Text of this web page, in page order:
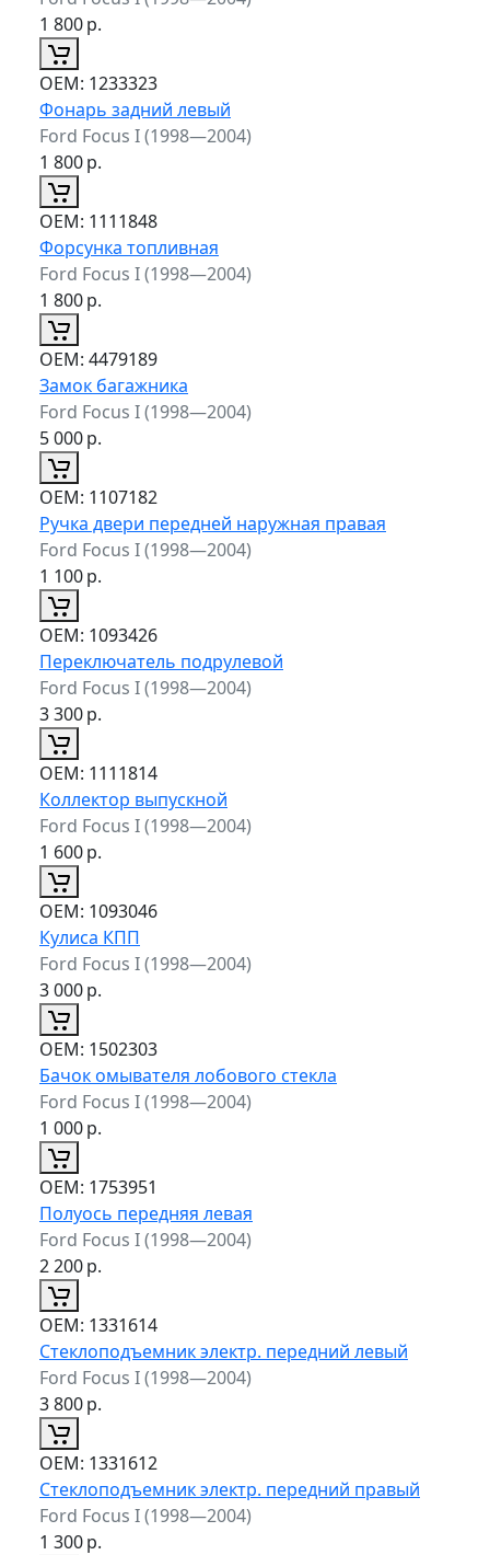
1 800р.
ОЕМ: 1233323
Фонарь задний левый
Ford Focus I (1998—2004)
1 800р.
ОЕМ: 1111848
Форсунка топливная
Ford Focus I (1998—2004)
1 800р.
ОЕМ: 4479189
Замок багажника
Ford Focus I (1998—2004)
5 000р.
ОЕМ: 1107182
Ручка двери передней наружная правая
Ford Focus I (1998—2004)
1 100р.
ОЕМ: 1093426
Переключатель подрулевой
Ford Focus I (1998—2004)
3 300р.
ОЕМ: 1111814
Коллектор выпускной
Ford Focus I (1998—2004)
1 600р.
ОЕМ: 1093046
Кулиса КПП
Ford Focus I (1998—2004)
3 000р.
ОЕМ: 1502303
Бачок омывателя лобового стекла
Ford Focus I (1998—2004)
1 000р.
ОЕМ: 1753951
Полуось передняя левая
Ford Focus I (1998—2004)
2 200р.
ОЕМ: 1331614
Стеклоподъемник электр. передний левый
Ford Focus I (1998—2004)
3 800р.
ОЕМ: 1331612
Стеклоподъемник электр. передний правый
Ford Focus I (1998—2004)
1 300р.